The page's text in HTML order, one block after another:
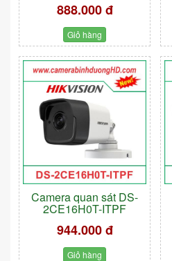
888.000 đ
Giỏ hàng
Camera quan sát DS-
2CE16H0T-ITPF
944.000 đ
Giỏ hàng